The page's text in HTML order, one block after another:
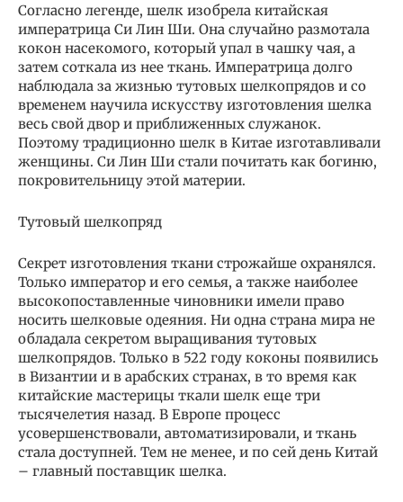
Согласно легенде, шелк изобрела китайская
императрица Си Лин Ши. Она случайно размотала
кокон насекомого, который упал в чашку чая, а
затем соткала из нее ткань. Императрица долго
наблюдала за жизнью тутовых шелкопрядов и со
временем научила искусству изготовления шелка
весь свой двор и приближенных служанок.
Поэтому традиционно шелк в Китае изготавливали
женщины. Си Лин Ши стали почитать как богиню,
покровительницу этой материи.
Тутовый шелкопряд
Секрет изготовления ткани строжайше охранялся.
Только император и его семья, а также наиболее
высокопоставленные чиновники имели право
носить шелковые одеяния. Ни одна страна мира не
обладала секретом выращивания тутовых
шелкопрядов. Только в 522 году коконы появились
в Византии и в арабских странах, в то время как
китайские мастерицы ткали шелк еще три
тысячелетия назад. В Европе процесс
усовершенствовали, автоматизировали, и ткань
стала доступней. Тем не менее, и по сей день Китай
– главный поставщик шелка.